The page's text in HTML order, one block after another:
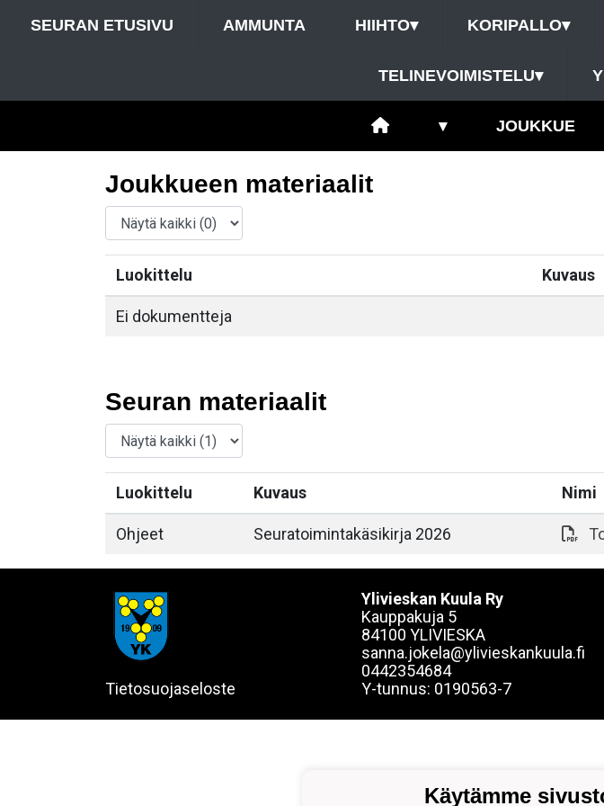
SEURAN ETUSIVU AMMUNTA HIIHTO▾ KORIPALLO▾
TELINEVOIMISTELU▾
▾ JOUKKUE
Joukkueen materiaalit
Luokittelu Kuvaus
Ei dokumentteja
Seuran materiaalit
Luokittelu Kuvaus Nimi
Ohjeet Seuratoimintakäsikirja 2026
Tietosuojaseloste
Ylivieskan Kuula Ry
Kauppakuja 5
84100 YLIVIESKA
sanna.jokela@ylivieskankuula.fi
0442354684
Y-tunnus: 0190563-7
Käytämme